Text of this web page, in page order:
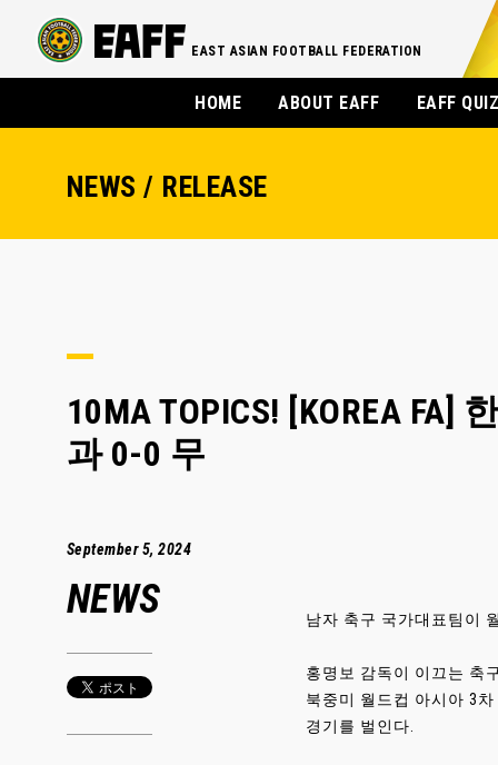
EAST ASIAN FOOTBALL FEDERATION
HOME ABOUT EAFF EAFF
NEWS / RELEASE
10MA TOPICS! [KOREA
과 0-0 무
September 5, 2024
NEWS 남자 축구 국가대표팀이
홍명보 감독이 이끄는 축
북중미 월드컵 아시아 3
경기를 벌인다.